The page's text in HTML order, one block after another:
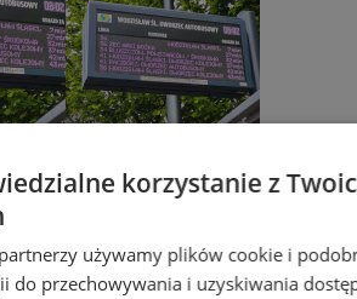
korzystanie z
używamy plików cookie i
do przechowywania i uzyskiwania